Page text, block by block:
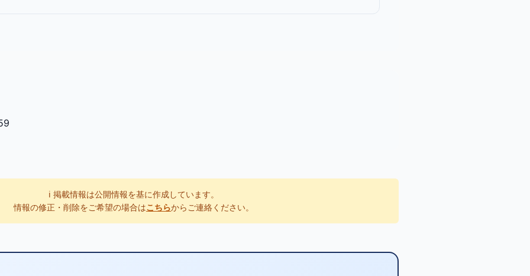
ℹ️ 掲載情報は公開情報を基に作成しています。
情報の修正・削除をご希望の場合はこちらからご連絡ください。